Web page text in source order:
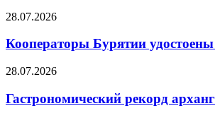
28.07.2026
Кооператоры Бурятии
28.07.2026
Гастрономический рекорд